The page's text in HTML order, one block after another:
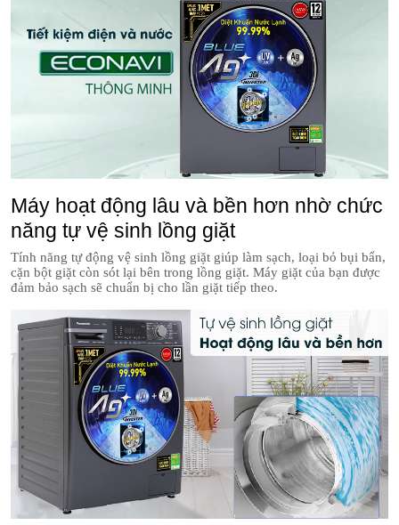
Máy hoạt động lâu và bền hơn nhờ chức
năng tự vệ sinh lồng giặt
Tính năng tự động vệ sinh lồng giặt giúp làm sạch, loại bỏ bụi bẩn,
cặn bột giặt còn sót lại bên trong lồng giặt. Máy giặt của bạn được
đảm bảo sạch sẽ chuẩn bị cho lần giặt tiếp theo.